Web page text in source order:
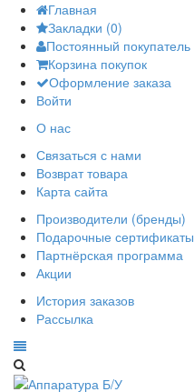
Главная
Закладки (0)
Постоянный покупатель
Корзина покупок
Оформление заказа
Войти
О нас
Связаться с нами
Возврат товара
Карта сайта
Производители (бренды)
Подарочные сертификаты
Партнёрская программа
Акции
История заказов
Рассылка